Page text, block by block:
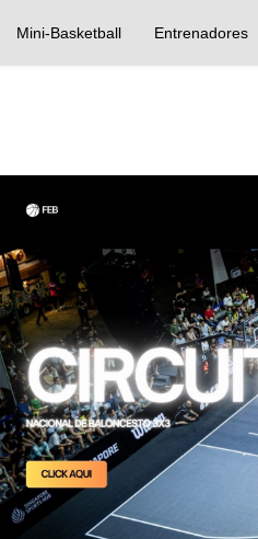
Mini-Basketball Entrenadores
Previous